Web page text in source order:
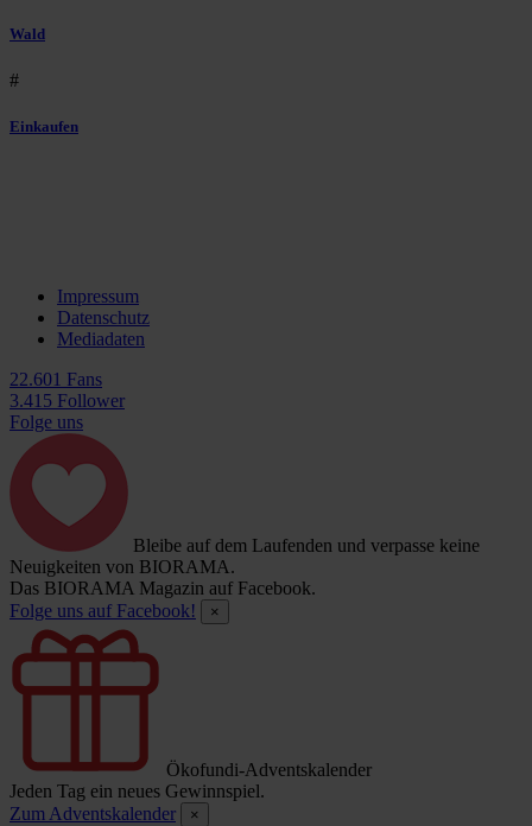
Wald
#
Einkaufen
Impressum
Datenschutz
Mediadaten
22.601 Fans
3.415 Follower
Folge uns
Bleibe auf dem Laufenden und verpasse keine
Neuigkeiten von BIORAMA.
Das BIORAMA Magazin auf Facebook.
Folge uns auf Facebook!
×
Ökofundi-Adventskalender
Jeden Tag ein neues Gewinnspiel.
Zum Adventskalender
×